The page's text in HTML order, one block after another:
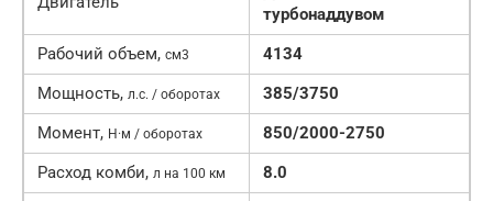
турбонаддувом
Рабочий объем, см3
4134
Мощность, л.с. / оборотах
385/3750
Момент, Н·м / оборотах
850/2000-2750
Расход комби, л на 100 км 8.0